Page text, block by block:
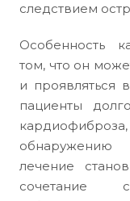
следствием
Особенность
том, что он
и проявляться
пациенты
обнаружению
лечение
сочетание